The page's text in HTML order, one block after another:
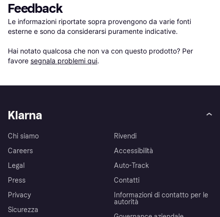
Feedback
Le informazioni riportate sopra provengono da varie fonti
esterne e sono da considerarsi puramente indicative.
Hai notato qualcosa che non va con questo prodotto? Per
favore segnala problemi qui.
Klarna
Chi siamo
Careers
Legal
Press
Privacy
Sicurezza
Rivendi
Accessibilità
Auto-Track
Contatti
Informazioni di contatto per le
autorità